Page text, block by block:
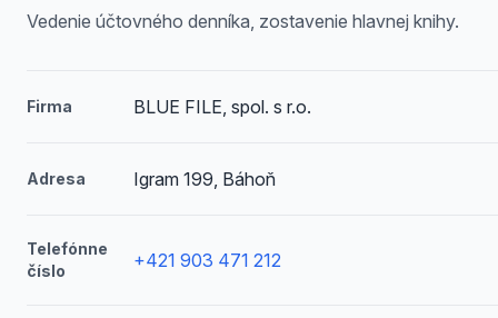
Vedenie účtovného denníka, zostavenie hlavnej knihy.
Firma BLUE FILE, spol. s r.o.
Adresa Igram 199, Báhoň
Telefónne
číslo
+421 903 471 212